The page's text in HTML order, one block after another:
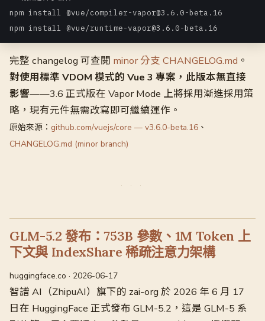
npm install @vue/compiler-vapor@3.6.0-beta.16
npm install @vue/runtime-vapor@3.6.0-beta.16
完整 changelog 可查閱 minor 分支 CHANGELOG.md 。
對使用標準 VDOM 模式的 Vue 3 專案，此版本無直接
影響——3.6 正式版在 Vapor Mode 上將採用漸進採用策
略，現有元件無需改寫即可繼續運作。
原始來源： github.com/vuejs/core — v3.6.0-beta.16 、
CHANGELOG.md (minor branch)
GLM-5.2 發布：753B 參數、1M Token 上
下文與 IndexShare 稀疏注意力架構
huggingface.co · 2026-06-17
智譜 AI（ZhipuAI）旗下的 zai-org 於 2026 年 6 月 17
日在 HuggingFace 正式發布 GLM-5.2，這是 GLM-5 系